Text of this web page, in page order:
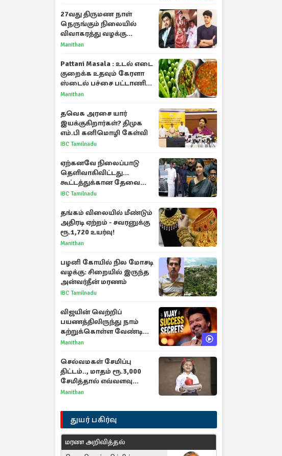
27வது திருமண நாள்
நெருங்கும் நிலையில்
விவாகரத்து வழக்கு
வாபஸ்! விஜய்யுடன்
Manithan
Pattani Masala : உடல் எடை
குறைக்க உதவும் கேரளா
ஸ்டைல் பச்சை பட்டாணி
கிரேவி
Manithan
தவெக அரசை யார்
இயக்குகிறார்கள்? திமுக
எம்.பி கனிமொழி கேள்வி
IBC Tamilnadu
ஏற்கனவே நிலைப்பாடு
தெளிவாகிவிட்டது...
கூட்டத்துக்கான தேவை
என்ன? - கனிமொழி
IBC Tamilnadu
தங்கம் விலையில் மீண்டும்
அதிரடி ஏற்றம் - சவரனுக்கு
ரூ.1,720 உயர்வு!
Manithan
பழனி கோயில் நில மோசடி
வழக்கு: சிறையில் இருந்த
அன்வர்தீன் மரணம்
IBC Tamilnadu
விஜயின் வெற்றிப்
பயணத்திலிருந்து நாம்
கற்றுக்கொள்ள வேண்டிய
முக்கிய 3 விடயங்கள்!
Manithan
செல்வமகள் சேமிப்பு
திட்டம்.., மாதம் ரூ.3,000
சேமித்தால் எவ்வளவு
கிடைக்கும்?
Manithan
துயர் பகிர்வு
மரண அறிவித்தல்